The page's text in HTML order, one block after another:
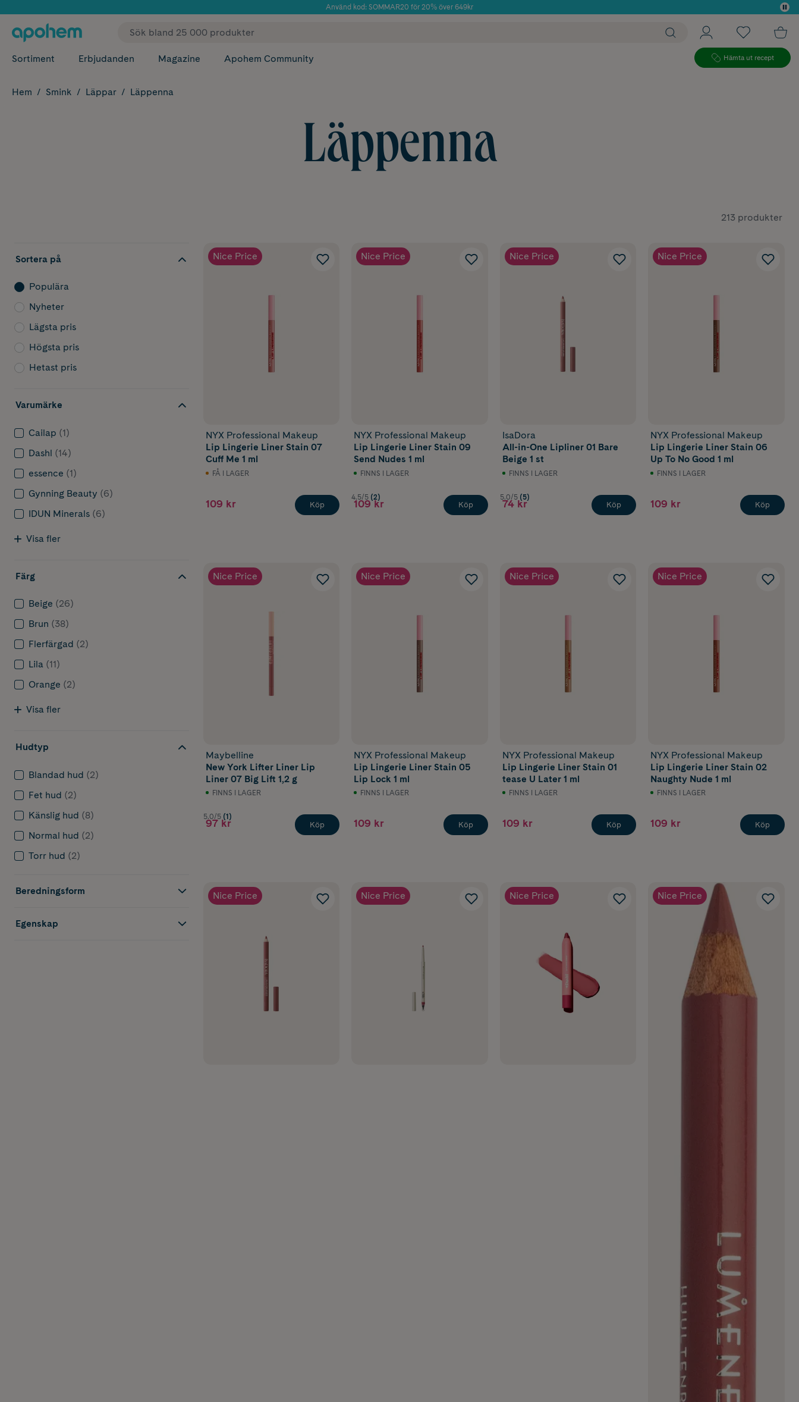
Använd kod: SOMMAR20 för 20% över 649kr
✓ Fri frakt
Sortiment Erbjudanden Magazine Apohem Community Hämta ut recept
Hem Smink Läppar Läppenna
Läppenna
213 produkter
Sortera på
Populära
Nyheter
Lägsta pris
Högsta pris
Hetast pris
Varumärke
Cailap (1)
Dashl (14)
essence (1)
Gynning Beauty (6)
IDUN Minerals (6)
Visa fler
Färg
Beige (26)
Brun (38)
Flerfärgad (2)
Lila (11)
Orange (2)
Visa fler
Hudtyp
Blandad hud (2)
Fet hud (2)
Känslig hud (8)
Normal hud (2)
Torr hud (2)
Beredningsform
Egenskap
Nice Price
NYX Professional Makeup
Lip Lingerie Liner Stain 07
Cuff Me 1 ml
FÅ I LAGER
109 kr Köp
Nice Price
NYX Professional Makeup
Lip Lingerie Liner Stain 09
Send Nudes 1 ml
FINNS I LAGER
4.5/5 (2)
109 kr Köp
Nice Price
IsaDora
All-in-One Lipliner 01 Bare
Beige 1 st
FINNS I LAGER
5.0/5 (5)
74 kr Köp
Nice Price
NYX Professional Makeup
Lip Lingerie Liner Stain 06
Up To No Good 1 ml
FINNS I LAGER
109 kr Köp
Nice Price
Maybelline
New York Lifter Liner Lip
Liner 07 Big Lift 1,2 g
FINNS I LAGER
5.0/5 (1)
97 kr Köp
Nice Price
NYX Professional Makeup
Lip Lingerie Liner Stain 05
Lip Lock 1 ml
FINNS I LAGER
109 kr Köp
Nice Price
NYX Professional Makeup
Lip Lingerie Liner Stain 01
tease U Later 1 ml
FINNS I LAGER
109 kr Köp
Nice Price
NYX Professional Makeup
Lip Lingerie Liner Stain 02
Naughty Nude 1 ml
FINNS I LAGER
109 kr Köp
Nice Price Nice Price Nice Price Nice Price